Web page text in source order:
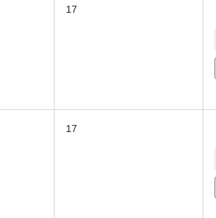
17
17